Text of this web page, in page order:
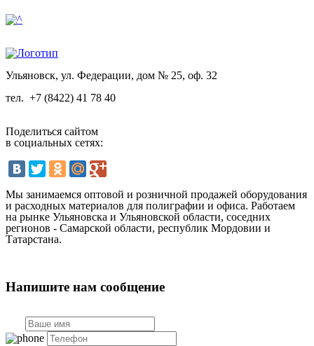
Ульяновск, ул. Федерации, дом № 25, оф. 32
тел. +7 (8422) 41 78 40
Поделиться сайтом
в социальных сетях:
Мы занимаемся оптовой и розничной продажей оборудования
и расходных материалов для полиграфии и офиса. Работаем
на рынке Ульяновска и Ульяновской области, соседних
регионов - Самарской области, республик Мордовии и
Татарстана.
Напишите нам сообщение